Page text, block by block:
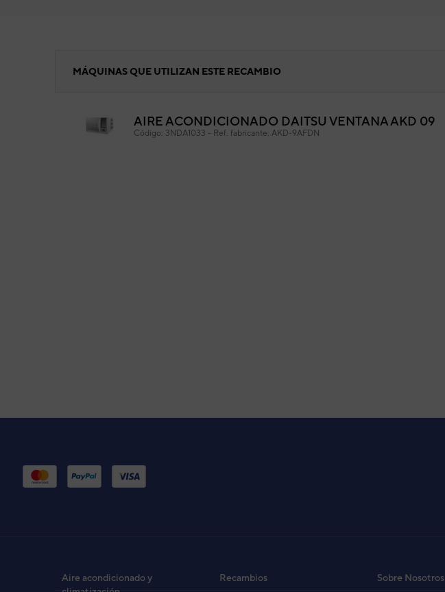
Rejilla frontal
MÁQUINAS QUE UTILIZAN ESTE RECAMBIO
AIRE ACONDICIONADO DAITSU VENTANA AKD 09
Código: 3NDA1033 - Ref. fabricante: AKD-9AFDN
Aire acondicionado y
Recambios Sobre Nosotros